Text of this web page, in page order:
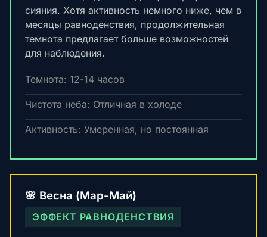
сияния. Хотя активность немного ниже, чем в
месяцы равноденствия, продолжительная
темнота предлагает больше возможностей
для наблюдения.
Темнота: 12-14 часов
Чистота неба: Отличная в холоде
Активность: Умеренная, но постоянная
🌸 Весна (Мар-Май)
ЭФФЕКТ РАВНОДЕНСТВИЯ